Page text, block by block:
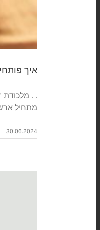
איך
. . מלכודת
מתחיל
30.06.2024